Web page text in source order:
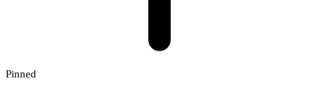
Pinned